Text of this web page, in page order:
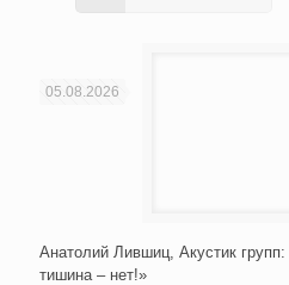
05.08.2026
Анатолий Лившиц, Акустик групп:
тишина – нет!»